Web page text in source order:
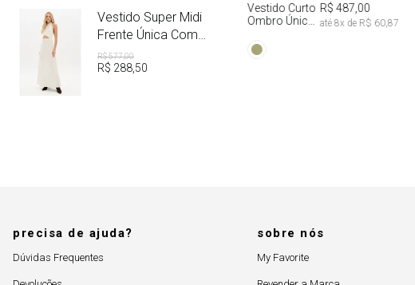
Vestido Super Midi
Frente Única Com
Linho
R$577,00
R$ 288, 50
Vestido Curto
Ombro Único
Dye
R$ 487,00
até 8x de R$ 60,87
precisa de ajuda?
Dúvidas Frequentes
sobre nós
My Favorite